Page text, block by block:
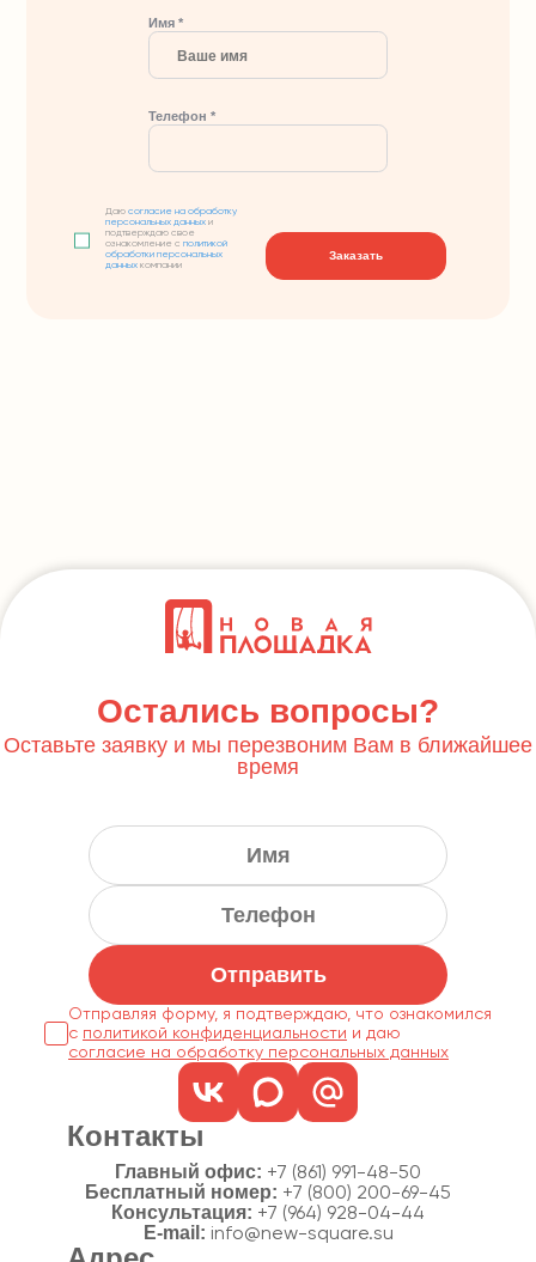
Имя *
Телефон *
Даюсогласие на обработку
персональных данных и
подтверждаю свое
ознакомление сполитикой
обработки персональных
данных компании
Заказать
Остались вопросы?
Оставьте заявку и мы перезвоним Вам в ближайшее
время
Отправить
Отправляя форму, я подтверждаю, что ознакомился
с политикой конфиденциальности
согласие на обработку персональных данных
Контакты
Главный офис: +7 (861) 991-48-50
Бесплатный номер: +7 (800) 200-69-45
Консультация: +7 (964) 928-04-44
E-mail: info@new-square.su